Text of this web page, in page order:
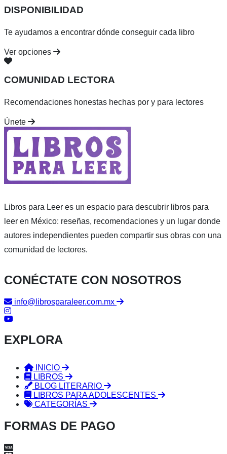
DISPONIBILIDAD
Te ayudamos a encontrar dónde conseguir cada libro
Ver opciones
COMUNIDAD LECTORA
Recomendaciones honestas hechas por y para lectores
Únete
Libros para Leer es un espacio para descubrir libros para
leer en México: reseñas, recomendaciones y un lugar donde
autores independientes pueden compartir sus obras con una
comunidad de lectores.
CONÉCTATE CON NOSOTROS
info@librosparaleer.com.mx
EXPLORA
INICIO
LIBROS
BLOG LITERARIO
LIBROS PARA ADOLESCENTES
CATEGORÍAS
FORMAS DE PAGO